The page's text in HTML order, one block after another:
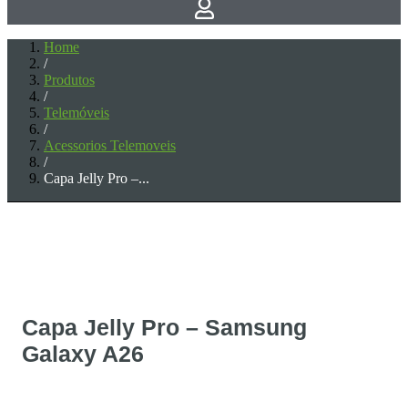
Home
/
Produtos
/
Telemóveis
/
Acessorios Telemoveis
/
Capa Jelly Pro –...
Capa Jelly Pro – Samsung
Galaxy A26